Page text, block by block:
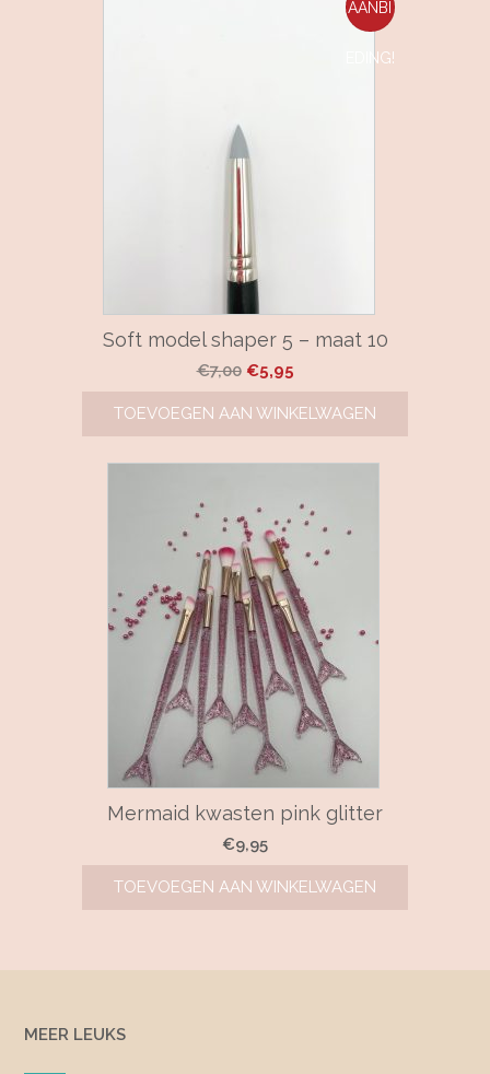
AANBI
EDING!
Soft model shaper 5 – maat 10
€7,00 Oorspronkelijke
was:
€5,95Huidige
is:
TOEVOEGEN AAN WINKELWAGEN
Mermaid kwasten pink glitter
€9,95
TOEVOEGEN AAN WINKELWAGEN
MEER LEUKS